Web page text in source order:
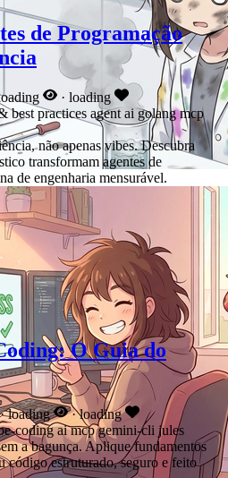
de Programação
· loading
best practices agent aigolangmcp
não apenas vibes. Descubra
transformam agentes de
de engenharia mensurável.
O Guia do
· loading · loading
codingaimcpgemini-cli jules
a bagunça. Aplique fundamentos
código estruturado, seguro e feito